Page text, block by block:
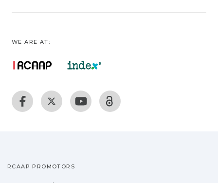
WE ARE AT:
RCAAP PROMOTORS